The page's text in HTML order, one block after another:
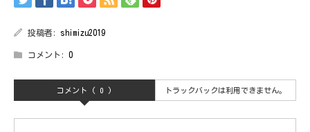
投稿者: shimizu2019
コメント: 0
コメント ( 0 ) トラックバックは利用できません。